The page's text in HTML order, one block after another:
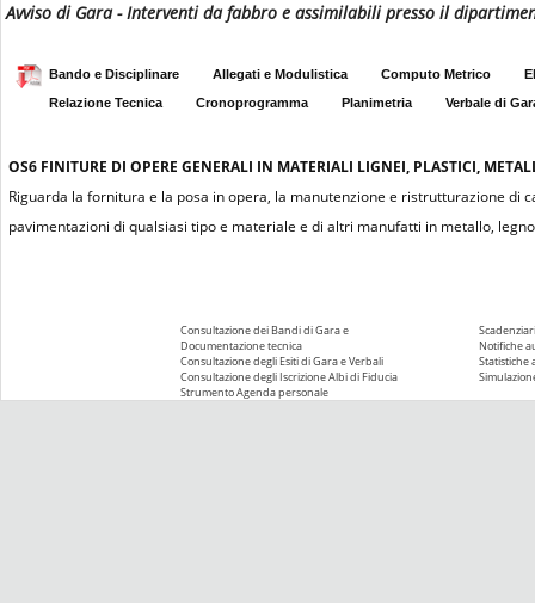
Avviso di Gara - Interventi da fabbro e assimilabili presso il
Bando e Disciplinare Allegati e Modulistica Computo Metrico
Relazione Tecnica
Cronoprogramma Planimetria Verbale di
OS6 FINITURE DI OPERE GENERALI IN MATERIALI LIGNEI, PLASTICI,
Riguarda la fornitura e la posa in opera, la manutenzione e ristrutturazione
pavimentazioni di qualsiasi tipo e materiale e di altri manufatti in metallo,
Consultazione dei Bandi di Gara e
Documentazione tecnica
Consultazione degli Esiti di Gara e Verbali
Consultazione degli Iscrizione Albi di Fiducia
Strumento Agenda personale
Notifiche
Statistiche